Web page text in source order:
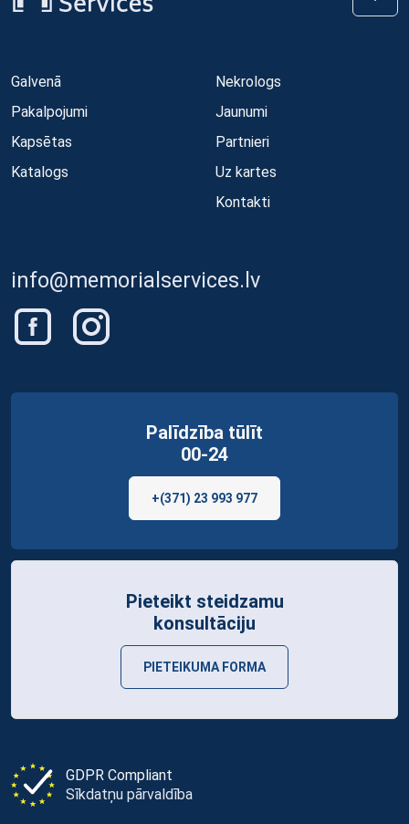
Galvenā
Pakalpojumi
Kapsētas
Katalogs
Nekrologs
Jaunumi
Partnieri
Uz kartes
Kontakti
info@memorialservices.lv
GDPR Compliant
Sīkdatņu pārvaldība
Palīdzība tūlīt
00-24
+(371) 23 993 977
Pieteikt steidzamu
konsultāciju
PIETEIKUMA FORMA